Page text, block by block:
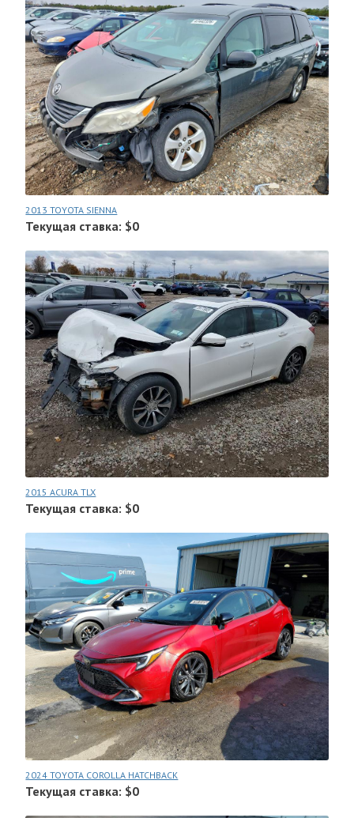
2013 TOYOTA SIENNA
Текущая ставка: $0
2015 ACURA TLX
Текущая ставка: $0
2024 TOYOTA COROLLA HATCHBACK
Текущая ставка: $0